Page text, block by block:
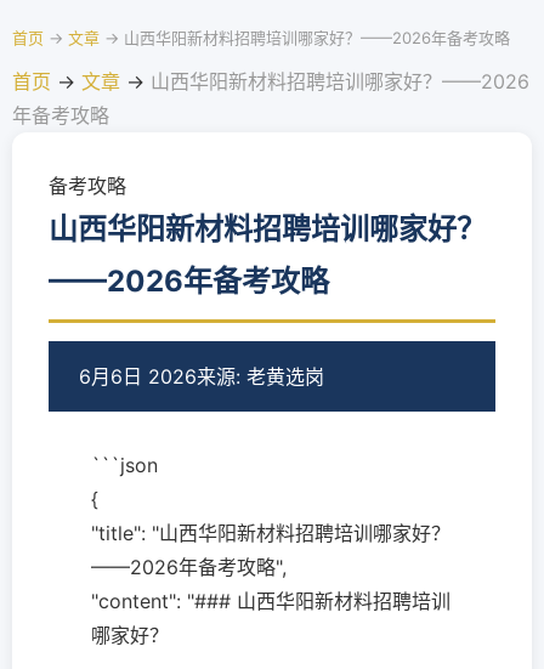
首页 → 文章 → 山西华阳新材料招聘培训哪家好？——2026年备考攻略
首页 → 文章 → 山西华阳新材料招聘培训哪家好？——2026
年备考攻略
备考攻略
山西华阳新材料招聘培训哪家好？
——2026年备考攻略
6月6日 2026来源: 老黄选岗
```json
{
"title": "山西华阳新材料招聘培训哪家好？
——2026年备考攻略",
"content": "### 山西华阳新材料招聘培训
哪家好？